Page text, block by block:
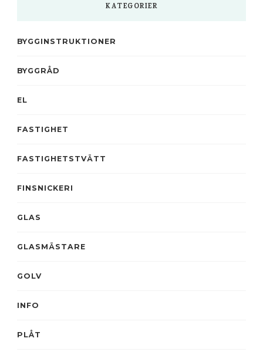
KATEGORIER
BYGGINSTRUKTIONER
BYGGRÅD
EL
FASTIGHET
FASTIGHETSTVÄTT
FINSNICKERI
GLAS
GLASMÄSTARE
GOLV
INFO
PLÅT